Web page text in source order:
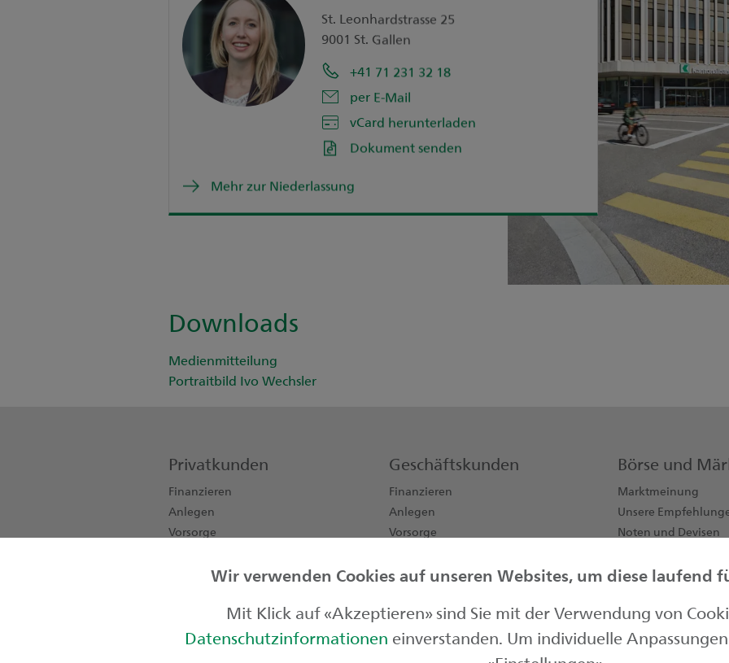
St. Leonhardstrasse 25
9001 St. Gallen
+41 71 231 32 18
per E-Mail
vCard herunterladen
Dokument senden
Mehr zur Niederlassung
Downloads
Medienmitteilung
Portraitbild Ivo Wechsler
Privatkunden
Finanzieren
Anlegen
Vorsorge
Private Banking
Geschäftskunden
Finanzieren
Anlegen
Vorsorge
Jungunternehmen
Börse und
Marktmeinung
Unsere
Noten und Devisen
Wir verwenden Cookies auf unseren Websites, um diese laufend
Mit Klick auf «Akzeptieren» sind Sie mit der Verwendung von
Datenschutzinformationen einverstanden. Um individuelle